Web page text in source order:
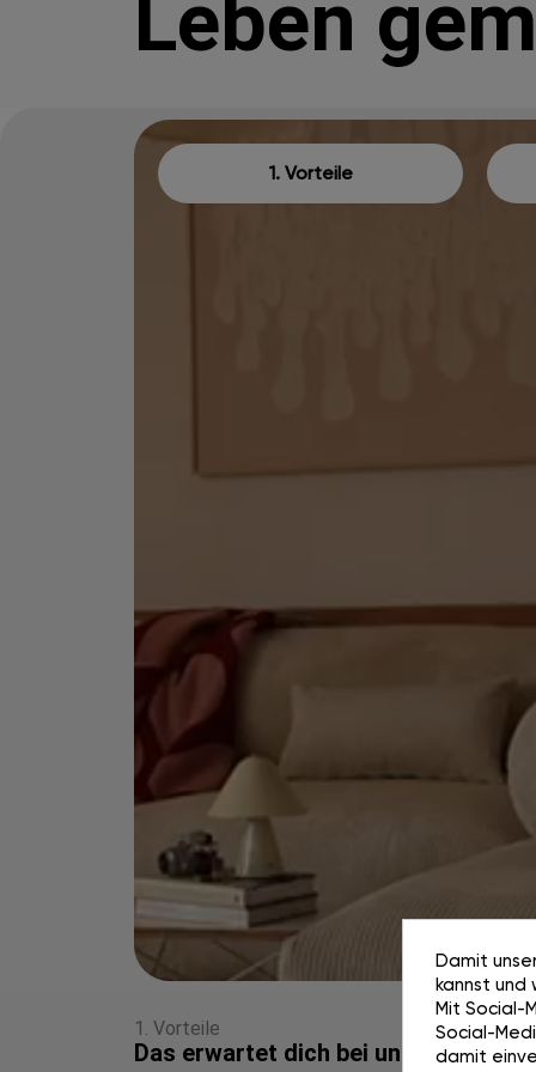
Leben
1. Vorteile
1. Vorteile
Das erwartet dich bei uns
Damit
kannst und
Mit Social-
Social-
damit